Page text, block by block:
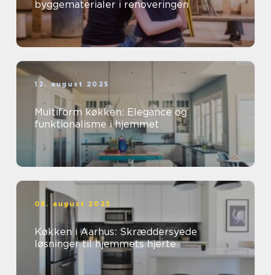
byggematerialer i renoveringen
12. august 2025
Multiform køkken: Elegance og
funktionalisme i hjemmet
08. august 2025
Køkken i Aarhus: Skræddersyede
løsninger til hjemmets hjerte